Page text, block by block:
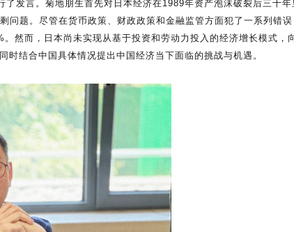
发言。菊地朋生首先对日本经济在1989年资产泡沫破裂后三十年
题。尽管在货币政策、财政政策和金融监管方面犯了一系列错
然而，日本尚未实现从基于投资和劳动力投入的经济增长模式，
结合中国具体情况提出中国经济当下面临的挑战与机遇。